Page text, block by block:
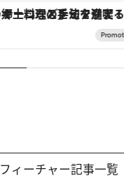
「土佐和ハーブかき氷」がOMO7高知に登場！生姜、山椒、大葉など目にも舌にも涼を呼ぶ郷土の味
フィーチャー記事一覧